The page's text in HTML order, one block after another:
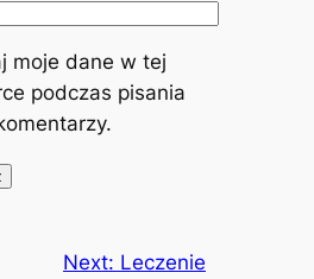
moje dane w tej
podczas pisania
Next: Leczenie